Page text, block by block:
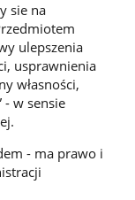
sie na
ulepszenia
usprawnienia
własności,
- w sensie
- ma prawo i